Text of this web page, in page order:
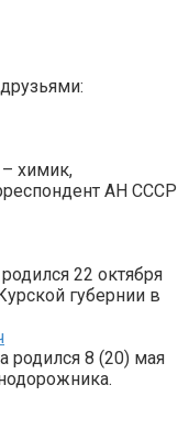
химик,
АН СССР
22 октября
губернии в
родился 8 (20) мая